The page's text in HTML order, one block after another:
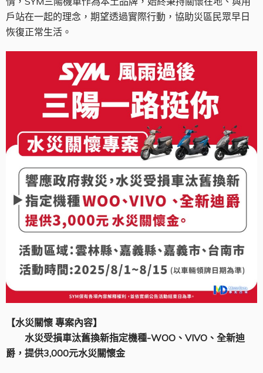
戶站在一起的理念，期望透過實際行動，協助災區民眾早日
恢復正常生活。
【水災關懷 專案內容】
水災受損車汰舊換新指定機種-WOO、VIVO、全新迪
爵，提供3,000元水災關懷金